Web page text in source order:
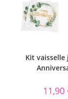
Kit vaisselle
11,90